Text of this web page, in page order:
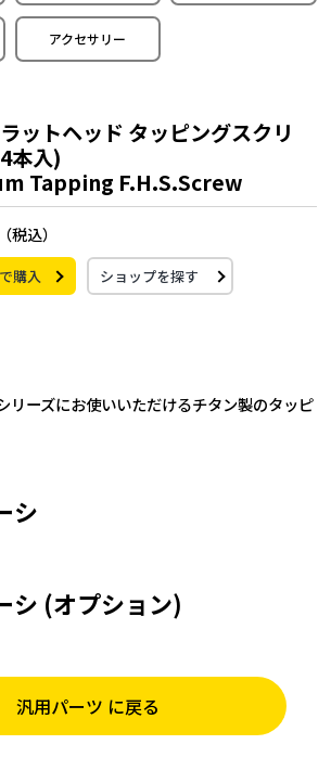
アクセサリー
ットヘッド タッピングスクリ
本入)
Tapping F.H.S.Screw
税込）
購入 ショップを探す
リーズにお使いいただけるチタン製のタッピ
シ
シ (オプション)
汎用パーツ に戻る